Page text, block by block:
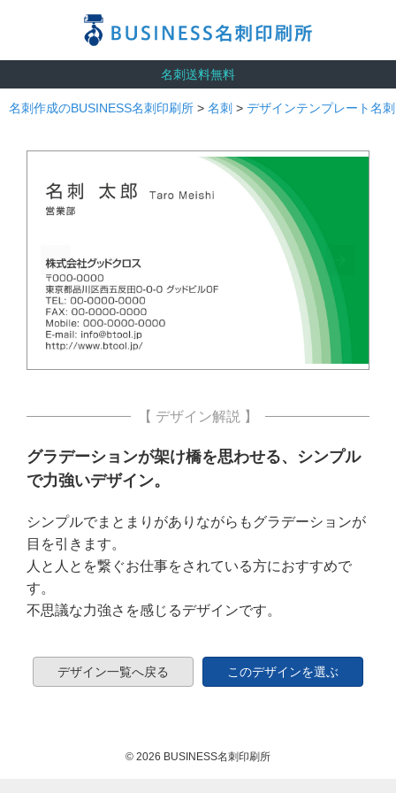
名刺送料無料
名刺作成のBUSINESS名刺印刷所 > 名刺 > デザインテンプレート名刺
【 デザイン解説 】
グラデーションが架け橋を思わせる、シンプル
で力強いデザイン。
シンプルでまとまりがありながらもグラデーションが
目を引きます。
人と人とを繋ぐお仕事をされている方におすすめで
す。
不思議な力強さを感じるデザインです。
デザイン一覧へ戻る このデザインを選ぶ
© 2026 BUSINESS名刺印刷所